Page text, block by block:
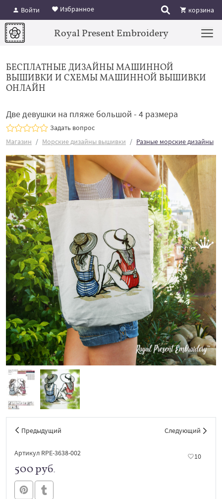
Войти Избранное корзина
Royal Present Embroidery
БЕСПЛАТНЫЕ ДИЗАЙНЫ МАШИННОЙ
ВЫШИВКИ И СХЕМЫ МАШИННОЙ ВЫШИВКИ
ОНЛАЙН
Две девушки на пляже большой - 4 размера
Задать вопрос
Магазин
Морские дизайны вышивки Разные морские дизайны
Предыдущий Следующий
Артикул RPE-3638-002 10
500 руб.